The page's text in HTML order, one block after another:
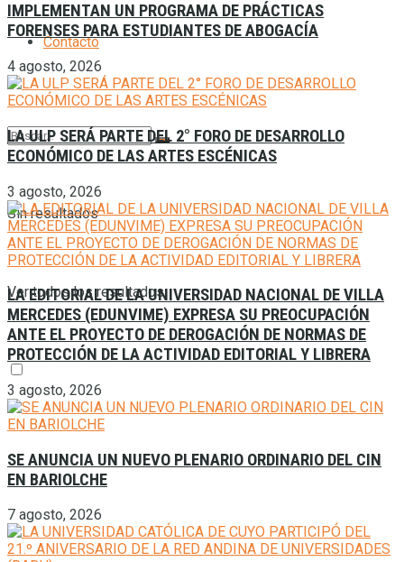
Contacto
Sin resultados
Ver todos los resultados
IMPLEMENTAN UN PROGRAMA DE PRÁCTICAS
FORENSES PARA ESTUDIANTES DE ABOGACÍA
4 agosto, 2026
LA ULP SERÁ PARTE DEL 2° FORO DE DESARROLLO
ECONÓMICO DE LAS ARTES ESCÉNICAS
3 agosto, 2026
LA EDITORIAL DE LA UNIVERSIDAD NACIONAL DE VILLA
MERCEDES (EDUNVIME) EXPRESA SU PREOCUPACIÓN
ANTE EL PROYECTO DE DEROGACIÓN DE NORMAS DE
PROTECCIÓN DE LA ACTIVIDAD EDITORIAL Y LIBRERA
3 agosto, 2026
SE ANUNCIA UN NUEVO PLENARIO ORDINARIO DEL CIN
EN BARIOLCHE
7 agosto, 2026